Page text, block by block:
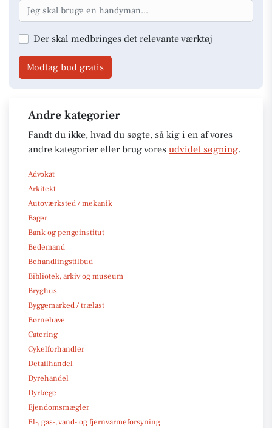
Der skal medbringes det relevante værktøj
Modtag bud gratis
Andre kategorier
Fandt du ikke, hvad du søgte, så kig i en af vores
andre kategorier eller brug vores udvidet søgning.
Advokat
Arkitekt
Autoværksted / mekanik
Bager
Bank og pengeinstitut
Bedemand
Behandlingstilbud
Bibliotek, arkiv og museum
Bryghus
Byggemarked / trælast
Børnehave
Catering
Cykelforhandler
Detailhandel
Dyrehandel
Dyrlæge
Ejendomsmægler
El-, gas-, vand- og fjernvarmeforsyning